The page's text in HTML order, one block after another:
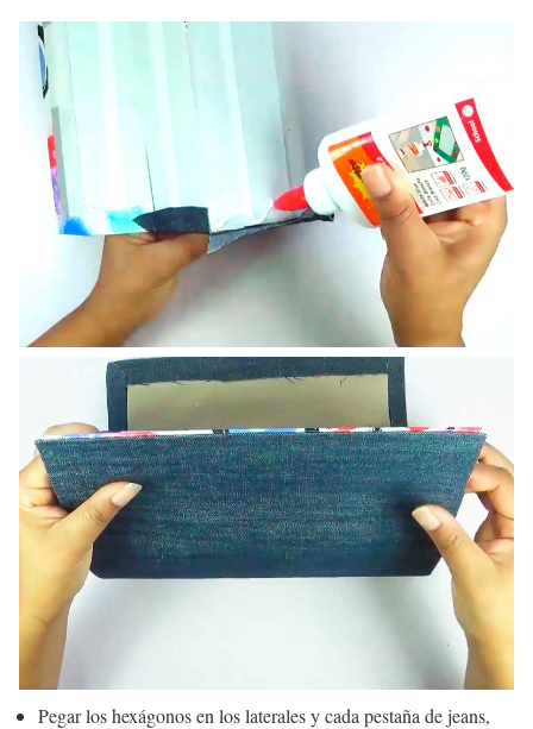
Pegar los hexágonos en los laterales y cada pestaña de jeans,